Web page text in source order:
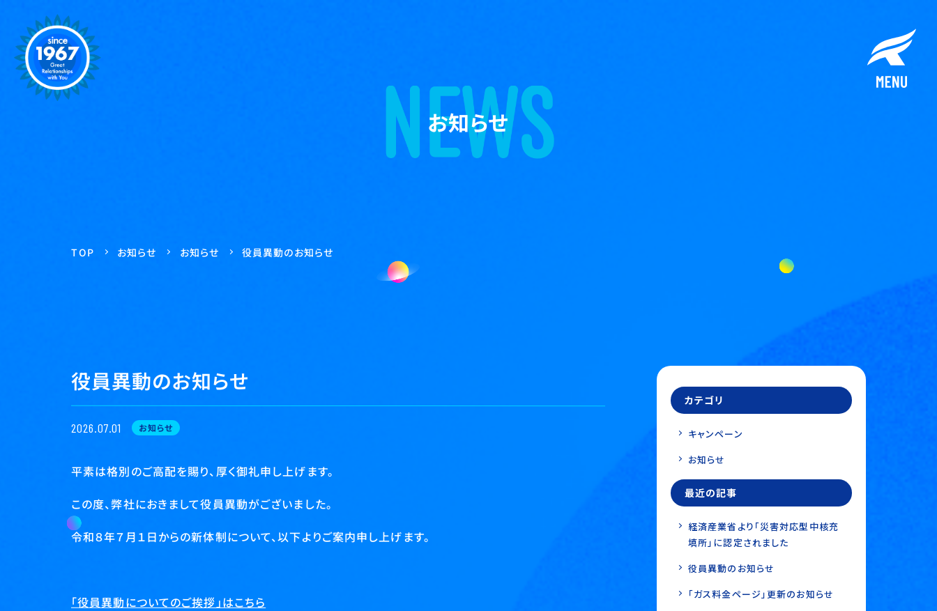
お知らせ
TOP お知らせ お知らせ 役員異動のお知らせ
役員異動のお知らせ
お知らせ
2026.07.01
平素は格別のご高配を賜り、厚く御礼申し上げます。
この度、弊社におきまして役員異動がございました。
令和８年７月１日からの新体制について、以下よりご案内申し上げます。
「役員異動についてのご挨拶」はこちら
カテゴリ
キャンペーン
お知らせ
最近の記事
経済産業省より「災害対応型中核充
填所」に認定されました
役員異動のお知らせ
「ガス料金ページ」更新のお知らせ